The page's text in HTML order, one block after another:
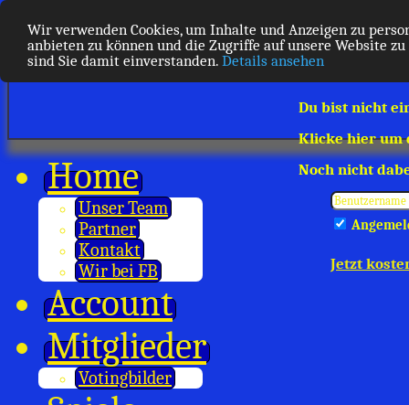
Wir verwenden Cookies, um Inhalte und Anzeigen zu
anbieten zu können und die Zugriffe auf unsere Website
sind Sie damit einverstanden. Details ansehen
Du bist nicht
Klicke hier um
Noch nicht
Jetzt
Home
Unser Team
Partner
Kontakt
Wir bei FB
Account
Mitglieder
Votingbilder